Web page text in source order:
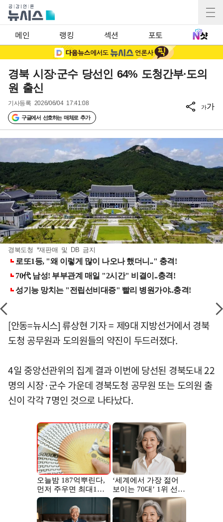
메인 랭킹 섹션 포토
경북 시장·군수 당선인 64% 도청간부·도의
원 출신
기사등록 2026/06/04 17:41:08
구글에서 선호하는 매체로 추가
가가
경북도청 *재판매 및 DB 금지
[안동=뉴시스] 류상현 기자 = 제9대 지방선거에서 경북
도청 공무원과 도의원들의 약진이 두드러졌다.
4일 중앙선관위의 집계 결과 이번에 당선된 경북도내 22
명의 시장·군수 가운데 경북도청 공무원 또는 도의원 출
신이 각각 7명인 것으로 나타났다.